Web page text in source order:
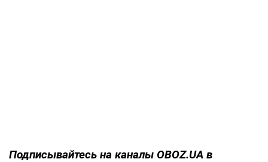
Подписывайтесь на каналы OBOZ.UA в